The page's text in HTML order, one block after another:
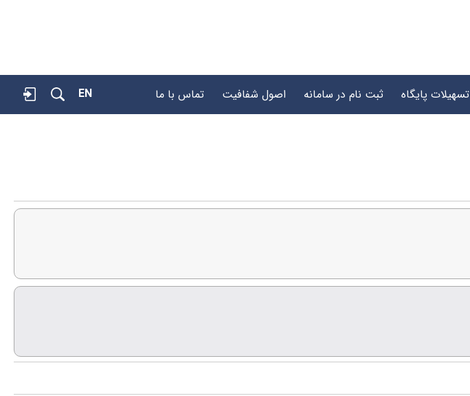
تسهیلات پایگاه ثبت نام در سامانه اصول شفافیت تماس با ما EN